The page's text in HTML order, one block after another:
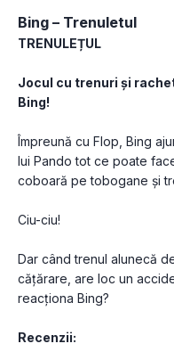
Bing – Trenuletul
TRENULEȚUL
Jocul cu trenuri și
Bing!
Împreună cu Flop, Bing
lui Pando tot ce poate
coboară pe tobogane și
Ciu-ciu!
Dar când trenul alunecă
cățărare, are loc un
reacționa Bing?
Recenzii: